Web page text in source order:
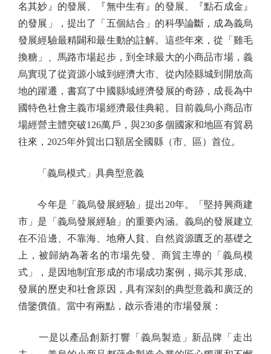
名其妙』的發展、『無中生有』的發展、『點石成金』
的發展」，提出了「五個結合」的科學論斷，成為義烏
發展經驗最精闢和最生動的註解。這些年來，從「雞毛
換糖」、馬路市場起步，到全球最大的小商品市場，義
烏實現了從資源小城到經濟大市、從內陸縣城到開放高
地的躍遷，書寫了中國縣域經濟發展的奇跡，成長為中
國特色社會主義市場經濟最佳典範。目前義烏小商品市
場經營主體突破126萬戶，與230多個國家和地區有貿易
往來，2025年外貿出口額居全國縣（市、區）首位。
「義烏模式」具典型意義
今年是「義烏發展經驗」提出20年。「堅持興商建
市」是「義烏發展經驗」的重要內涵。義烏的發展建立
在不沿邊、不靠海、地瘠人貧、自然資源匱乏的基礎之
上，被歸納為著名的市場先發、商貿主導的「義烏模
式」，是因地制宜形成的市場成功案例，揭示其形成、
發展的歷史和社會原因，具有深刻的典型意義和廣泛的
借鑒價值。當中有兩點，啟示香港的市場發展：
一是以產品創新打響「義烏製造」新品牌「走出